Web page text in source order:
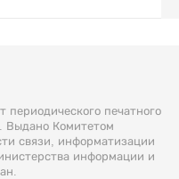
периодического печатного
Выдано Комитетом
связи, информатизации
информации и